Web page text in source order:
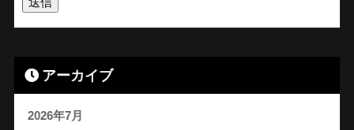
アーカイブ
2026年7月